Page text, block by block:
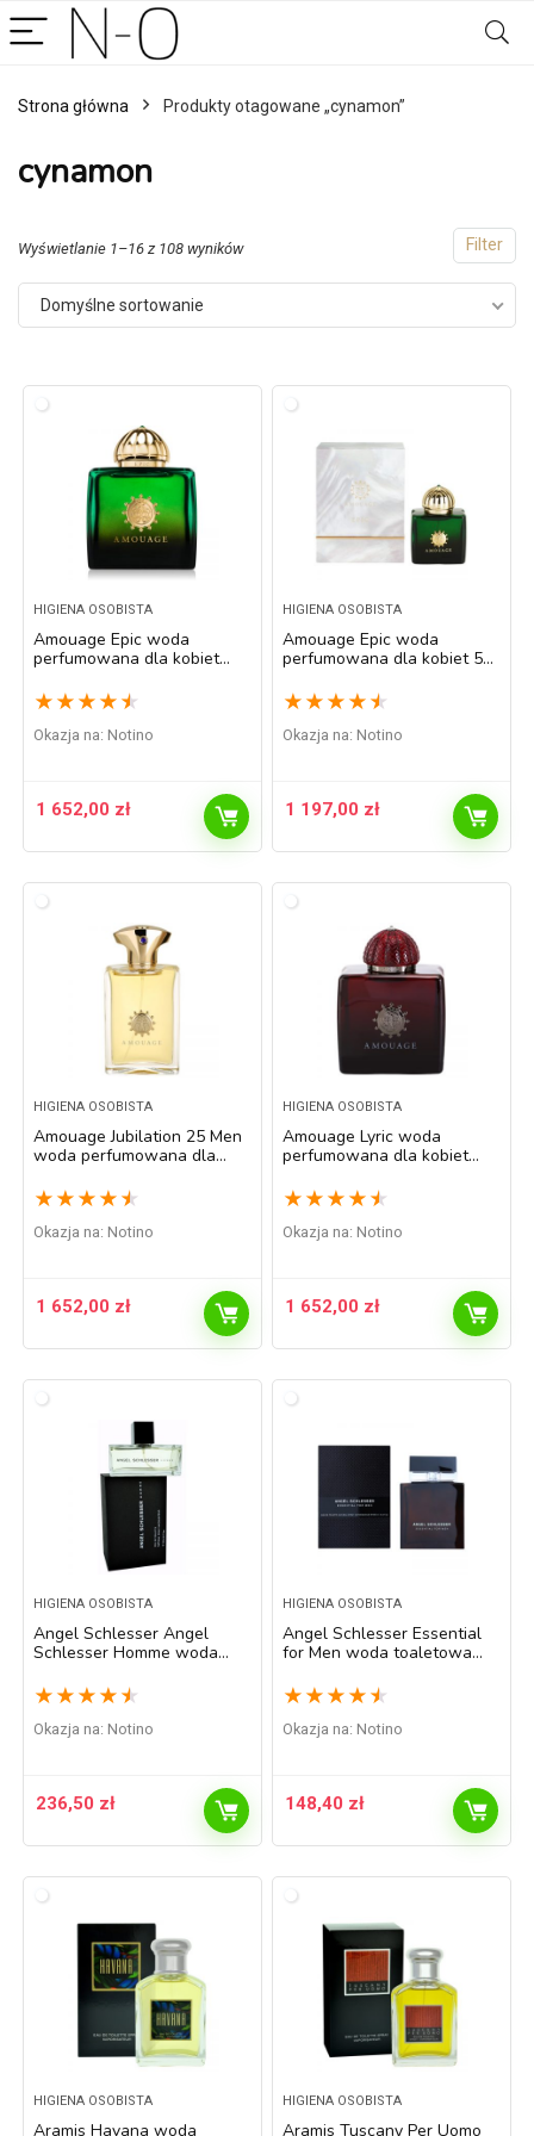
Strona główna Produkty otagowane „cynamon”
cynamon
Filter
Wyświetlanie 1–16 z 108 wyników
Domyślne sortowanie
HIGIENA OSOBISTA
Amouage Epic woda
perfumowana dla kobiet
★ ★ ★ ★ ★
Okazja na: Notino
1 652,00 zł
HIGIENA OSOBISTA
Amouage Epic woda
perfumowana dla kobiet 50
★ ★ ★ ★ ★
Okazja na: Notino
1 197,00 zł
HIGIENA OSOBISTA
Amouage Jubilation 25 Men
woda perfumowana dla
★ ★ ★ ★ ★
Okazja na: Notino
1 652,00 zł
HIGIENA OSOBISTA
Amouage Lyric woda
perfumowana dla kobiet
★ ★ ★ ★ ★
Okazja na: Notino
1 652,00 zł
HIGIENA OSOBISTA
Angel Schlesser Angel
Schlesser Homme woda
ml
★ ★ ★ ★ ★
Okazja na: Notino
236,50 zł
HIGIENA OSOBISTA
Angel Schlesser Essential
for Men woda toaletowa
★ ★ ★ ★ ★
Okazja na: Notino
148,40 zł
HIGIENA OSOBISTA
Aramis Havana woda
HIGIENA OSOBISTA
Aramis Tuscany Per Uomo